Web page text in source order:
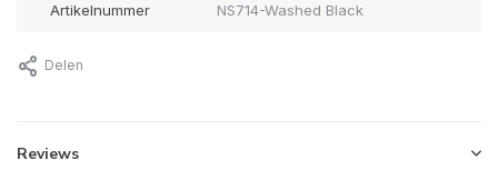
Artikelnummer NS714-Washed Black
Delen
Reviews